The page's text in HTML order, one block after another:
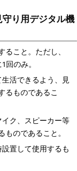
り用デジタル機
こと。ただし、
回のみ。
生活できるよう、見
るものであるこ
ク、スピーカー等
のであること。
置して使用するも